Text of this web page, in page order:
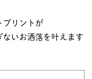
プリントが
いお洒落を叶えます